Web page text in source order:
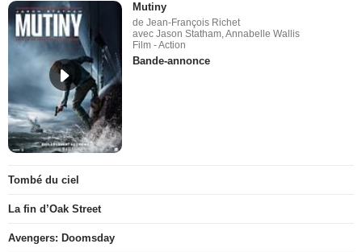
Mutiny
de Jean-François Richet
avec Jason Statham, Annabelle Wallis
Film - Action
Bande-annonce
Tombé du ciel
La fin d’Oak Street
Avengers: Doomsday